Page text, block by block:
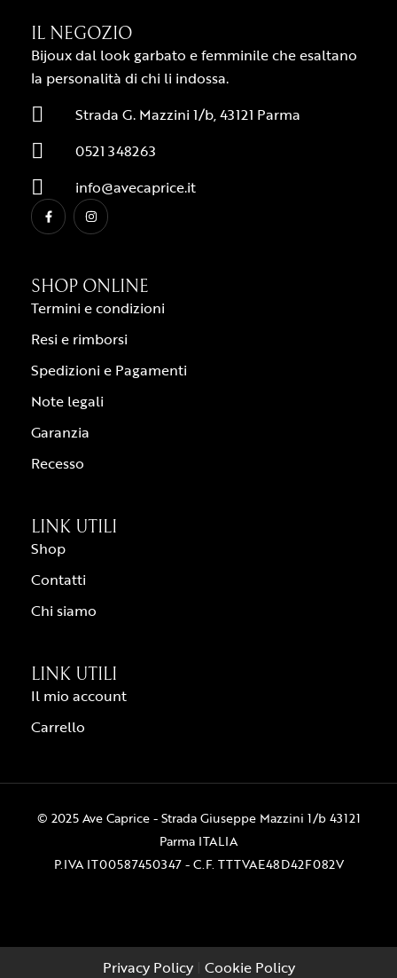
IL NEGOZIO
Bijoux dal look garbato e femminile che esaltano
la personalità di chi li indossa.
Strada G. Mazzini 1/b, 43121 Parma
0521 348263
info@avecaprice.it
SHOP ONLINE
Termini e condizioni
Resi e rimborsi
Spedizioni e Pagamenti
Note legali
Garanzia
Recesso
LINK UTILI
Shop
Contatti
Chi siamo
LINK UTILI
Il mio account
Carrello
© 2025 Ave Caprice - Strada Giuseppe Mazzini 1/b 43121
Parma ITALIA
P.IVA IT00587450347 - C.F. TTTVAE48D42F082V
Privacy Policy| Cookie Policy